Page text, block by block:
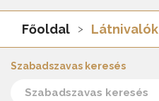
Főoldal Látnivalók
Szabadszavas keresés